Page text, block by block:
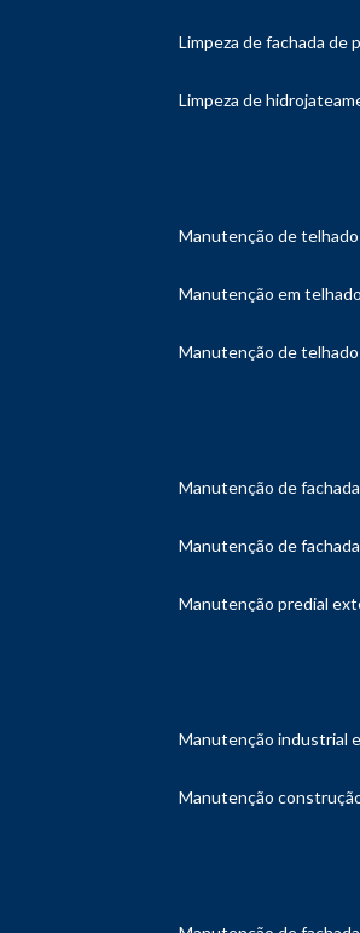
limpeza de fachada
limpeza de
manutenção de
manutenção em
manutenção de
manutenção de
manutenção de
manutenção predial
manutenção industrial
manutenção